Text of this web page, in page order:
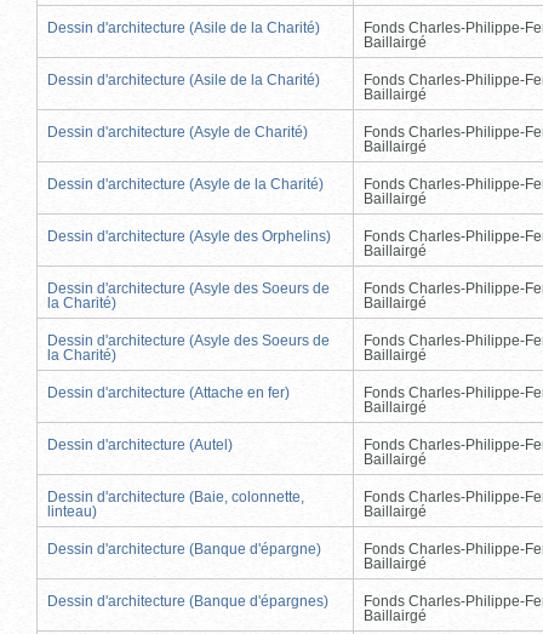
Dessin d'architecture (Asile de la Charité)
Fonds Charles-Philippe-
Baillairgé
Dessin d'architecture (Asile de la Charité)
Fonds Charles-Philippe-
Baillairgé
Dessin d'architecture (Asyle de Charité)
Fonds Charles-Philippe-
Baillairgé
Dessin d'architecture (Asyle de la Charité)
Fonds Charles-Philippe-
Baillairgé
Dessin d'architecture (Asyle des Orphelins)
Fonds Charles-Philippe-
Baillairgé
Dessin d'architecture (Asyle des Soeurs de
la Charité)
Fonds Charles-Philippe-
Baillairgé
Dessin d'architecture (Asyle des Soeurs de
la Charité)
Fonds Charles-Philippe-
Baillairgé
Dessin d'architecture (Attache en fer)
Fonds Charles-Philippe-
Baillairgé
Dessin d'architecture (Autel)
Fonds Charles-Philippe-
Baillairgé
Dessin d'architecture (Baie, colonnette,
linteau)
Fonds Charles-Philippe-
Baillairgé
Dessin d'architecture (Banque d'épargne)
Fonds Charles-Philippe-
Baillairgé
Dessin d'architecture (Banque d'épargnes)
Fonds Charles-Philippe-
Baillairgé